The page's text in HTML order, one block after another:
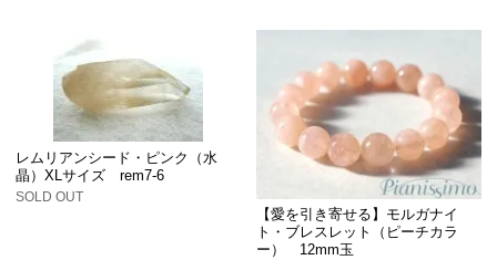
レムリアンシード・ピンク（水
晶）XLサイズ rem7-6
SOLD OUT
【愛を引き寄せる】モルガナイ
ト・ブレスレット（ピーチカラ
ー） 12mm玉